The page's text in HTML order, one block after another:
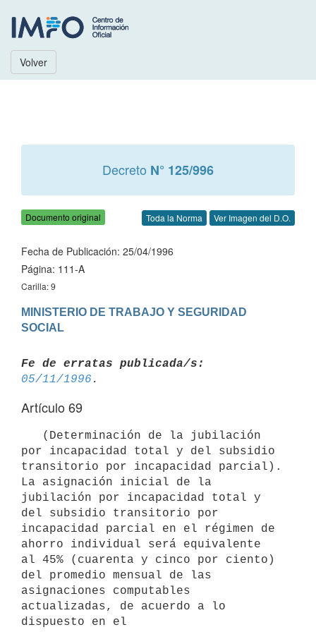
Volver
Decreto N° 125/996
Documento original Toda la Norma Ver Imagen del D.O.
Fecha de Publicación: 25/04/1996
Página: 111-A
Carilla: 9
MINISTERIO DE TRABAJO Y SEGURIDAD
Fe de erratas publicada/s:
05/11/1996
Artículo 69
por incapacidad total y del subsidio
transitorio por incapacidad parcial).
La asignación inicial de la
jubilación por incapacidad total y
del subsidio transitorio por
incapacidad parcial en el régimen de
ahorro individual será equivalente
al 45% (cuarenta y cinco por ciento)
del promedio mensual de las
asignaciones computables
actualizadas, de acuerdo a lo
dispuesto en el